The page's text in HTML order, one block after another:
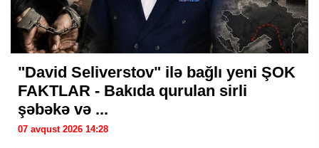
"David Seliverstov" ilə bağlı yeni ŞOK
FAKTLAR - Bakıda qurulan sirli
şəbəkə və ...
07 avqust 2026 14:28